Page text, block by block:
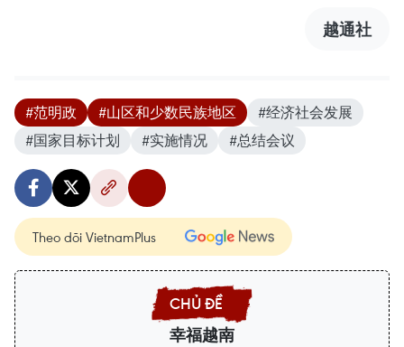
越通社
#范明政 #山区和少数民族地区
#经济社会发展
#国家目标计划
#实施情况 #总结会议
Theo dõi VietnamPlus
幸福越南